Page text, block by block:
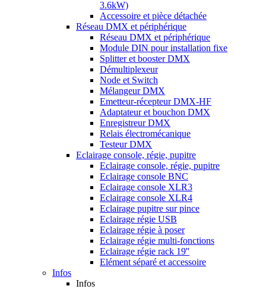
3.6kW)
Accessoire et pièce détachée
Réseau DMX et périphérique
Réseau DMX et périphérique
Module DIN pour installation fixe
Splitter et booster DMX
Démultiplexeur
Node et Switch
Mélangeur DMX
Emetteur-récepteur DMX-HF
Adaptateur et bouchon DMX
Enregistreur DMX
Relais électromécanique
Testeur DMX
Eclairage console, régie, pupitre
Eclairage console, régie, pupitre
Eclairage console BNC
Eclairage console XLR3
Eclairage console XLR4
Eclairage pupitre sur pince
Eclairage régie USB
Eclairage régie à poser
Eclairage régie multi-fonctions
Eclairage régie rack 19''
Elément séparé et accessoire
Infos
Infos